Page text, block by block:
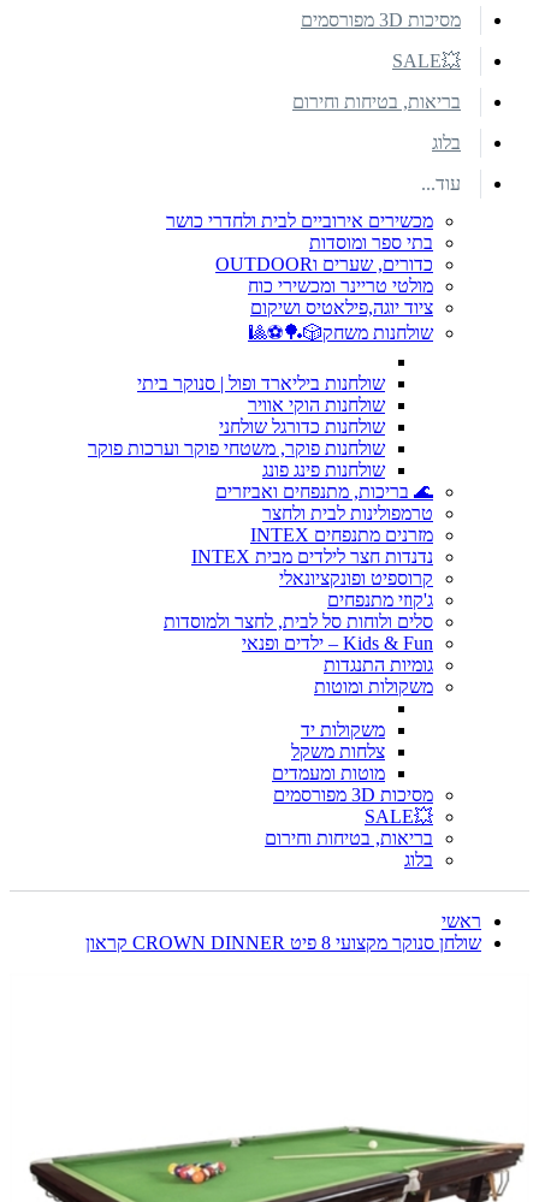
מסיכות 3D מפורסמים
💥SALE
בריאות, בטיחות וחירום
בלוג
עוד...
מכשירים אירוביים לבית ולחדרי כושר
בתי ספר ומוסדות
כדורים, שערים וOUTDOOR
מולטי טריינר ומכשירי כוח
ציוד יוגה,פילאטיס ושיקום
שולחנות משחק🎲🏓⚽🎱
שולחנות ביליארד ופול | סנוקר ביתי
שולחנות הוקי אוויר
שולחנות כדורגל שולחני
שולחנות פוקר, משטחי פוקר וערכות פוקר
שולחנות פינג פונג
🌊 בריכות, מתנפחים ואביזרים
טרמפולינות לבית ולחצר
מזרנים מתנפחים INTEX
נדנדות חצר לילדים מבית INTEX
קרוספיט ופונקציונאלי
ג'קוזי מתנפחים
סלים ולוחות סל לבית, לחצר ולמוסדות
Kids & Fun – ילדים ופנאי
גומיות התנגדות
משקולות ומוטות
משקולות יד
צלחות משקל
מוטות ומעמדים
מסיכות 3D מפורסמים
💥SALE
בריאות, בטיחות וחירום
בלוג
ראשי
שולחן סנוקר מקצועי 8 פיט CROWN DINNER קראון